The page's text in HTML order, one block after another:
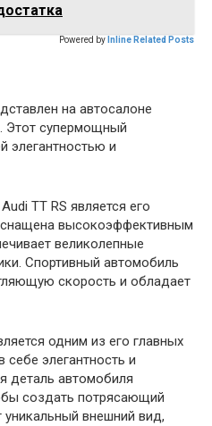
Powered by Inline Related Posts
на автосалоне
Этот супермощный
элегантностью и
TT RS является его
высокоэффективным
великолепные
Спортивный автомобиль
скорость и обладает
одним из его главных
элегантность и
деталь автомобиля
создать потрясающий
внешний вид,